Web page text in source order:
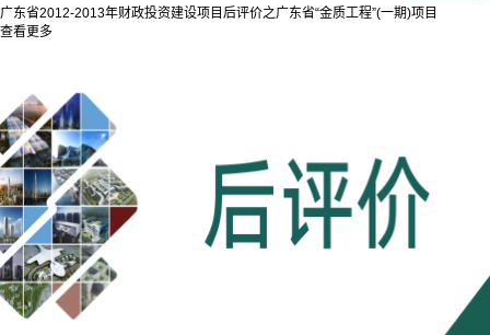
广东省2012-2013年财政投资建设项目后评价之广东省“金质工程”(一期)项目
查看更多